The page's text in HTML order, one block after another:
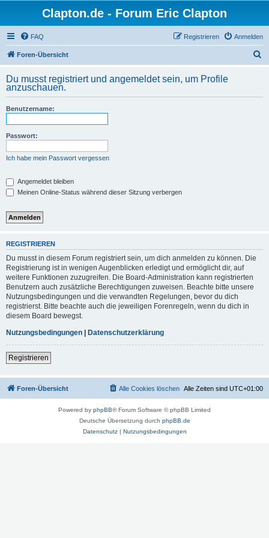
Clapton.de - Forum Eric Clapton
FAQ Anmelden
Registrieren
Foren-Übersicht
h
Du musst registriert und angemeldet sein, um Profile
anzuschauen.
Benutzername:
Passwort:
Ich habe mein Passwort vergessen
Angemeldet bleiben
Meinen Online-Status während dieser Sitzung verbergen
REGISTRIEREN
Du musst in diesem Forum registriert sein, um dich anmelden zu können. Die
Registrierung ist in wenigen Augenblicken erledigt und ermöglicht dir, auf
weitere Funktionen zuzugreifen. Die Board-Administration kann registrierten
Benutzern auch zusätzliche Berechtigungen zuweisen. Beachte bitte unsere
Nutzungsbedingungen und die verwandten Regelungen, bevor du dich
registrierst. Bitte beachte auch die jeweiligen Forenregeln, wenn du dich in
diesem Board bewegst.
Nutzungsbedingungen | Datenschutzerklärung
Registrieren
Foren-Übersicht Alle Zeiten sind UTC+01:00
Alle Cookies löschen
Powered by phpBB® Forum Software © phpBB Limited
Deutsche Übersetzung durch phpBB.de
Datenschutz| Nutzungsbedingungen